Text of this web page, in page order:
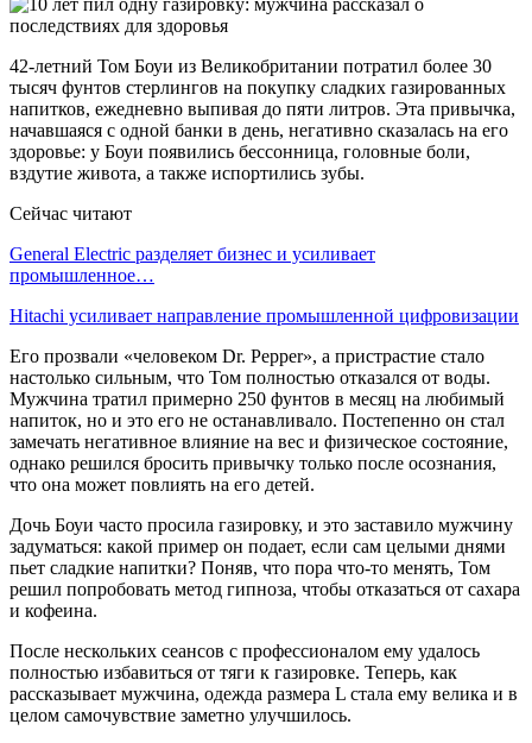
42-летний Том Боуи из Великобритании потратил более 30
тысяч фунтов стерлингов на покупку сладких газированных
напитков, ежедневно выпивая до пяти литров. Эта привычка,
начавшаяся с одной банки в день, негативно сказалась на его
здоровье: у Боуи появились бессонница, головные боли,
вздутие живота, а также испортились зубы.
Сейчас читают
General Electric разделяет бизнес и усиливает
промышленное…
Hitachi усиливает направление промышленной цифровизации
Его прозвали «человеком Dr. Pepper», а пристрастие стало
настолько сильным, что Том полностью отказался от воды.
Мужчина тратил примерно 250 фунтов в месяц на любимый
напиток, но и это его не останавливало. Постепенно он стал
замечать негативное влияние на вес и физическое состояние,
однако решился бросить привычку только после осознания,
что она может повлиять на его детей.
Дочь Боуи часто просила газировку, и это заставило мужчину
задуматься: какой пример он подает, если сам целыми днями
пьет сладкие напитки? Поняв, что пора что-то менять, Том
решил попробовать метод гипноза, чтобы отказаться от сахара
и кофеина.
После нескольких сеансов с профессионалом ему удалось
полностью избавиться от тяги к газировке. Теперь, как
рассказывает мужчина, одежда размера L стала ему велика и в
целом самочувствие заметно улучшилось.